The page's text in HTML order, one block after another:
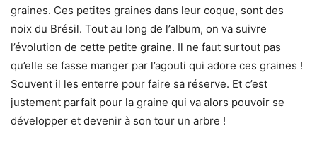
graines. Ces petites graines dans leur coque, sont des
noix du Brésil. Tout au long de l’album, on va suivre
l’évolution de cette petite graine. Il ne faut surtout pas
qu’elle se fasse manger par l’agouti qui adore ces graines !
Souvent il les enterre pour faire sa réserve. Et c’est
justement parfait pour la graine qui va alors pouvoir se
développer et devenir à son tour un arbre !